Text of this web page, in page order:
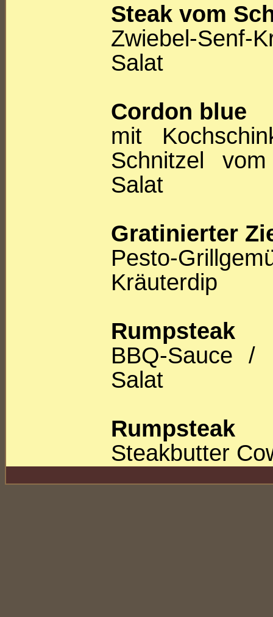
Steak vom
Zwiebel-
Salat
Cordon blue
mit
Schnitzel
Salat
Gratinierter
Pesto-
Kräuterdip
Rumpsteak
BBQ-Sauce /
Salat
Rumpsteak
Steakbutter